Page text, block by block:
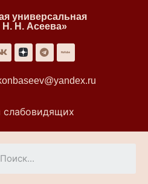
универсальная
Н. Н. Асеева»
слабовидящих